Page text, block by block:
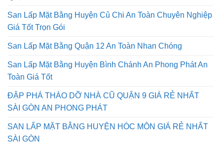
San Lấp Mặt Bằng Huyện Củ Chi An Toàn Chuyên Nghiệp
Giá Tốt Trọn Gói
San Lấp Mặt Bằng Quận 12 An Toàn Nhan Chóng
San Lấp Mặt Bằng Huyện Bình Chánh An Phong Phát An
Toàn Giá Tốt
ĐẬP PHÁ THÁO DỠ NHÀ CŨ QUẬN 9 GIÁ RẺ NHẤT
SÀI GÒN AN PHONG PHÁT
SAN LẤP MẶT BẰNG HUYỆN HÓC MÔN GIÁ RẺ NHẤT
SÀI GÒN